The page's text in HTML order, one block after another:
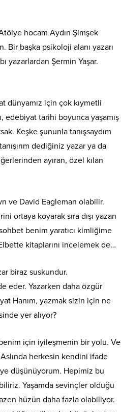
hocam Aydın Şimşek
Bir başka psikoloji alanı yazarı
yazarlardan Şermin Yaşar.
dünyamız için çok kıymetli
edebiyat tarihi boyunca yaşamış
Keşke şununla tanışsaydım
dediğiniz yazar ya da
ayıran, özel kılan
ve David Eagleman olabilir.
ortaya koyarak sıra dışı yazan
benim yaratıcı kimliğime
kitaplarını incelemek de…
biraz suskundur.
eder. Yazarken daha özgür
Hanım, yazmak sizin için ne
yer alıyor?
için iyileşmenin bir yolu. Ve
herkesin kendini ifade
düşünüyorum. Hepimiz bu
Yaşamda sevinçler olduğu
hüzün daha fazla olabiliyor.